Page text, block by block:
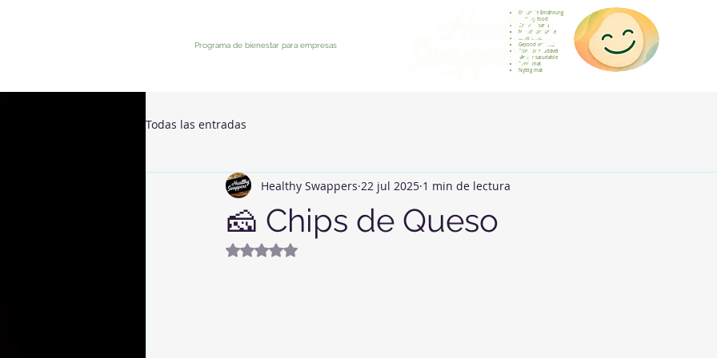
Programa de bienestar para empresas
Gesunde Ernährung
Healthy food
Comida sana
Nourriture saine
Cibo sano
Gezond voedsel
Comida saudável
Menjar saludable
Sunn mat
Nyttig mat
Todas las entradas
🧀 Chips de Queso
Healthy Swappers 22 jul 2025 1 min de lectura
Obtuvo NaN de 5 estrellas.